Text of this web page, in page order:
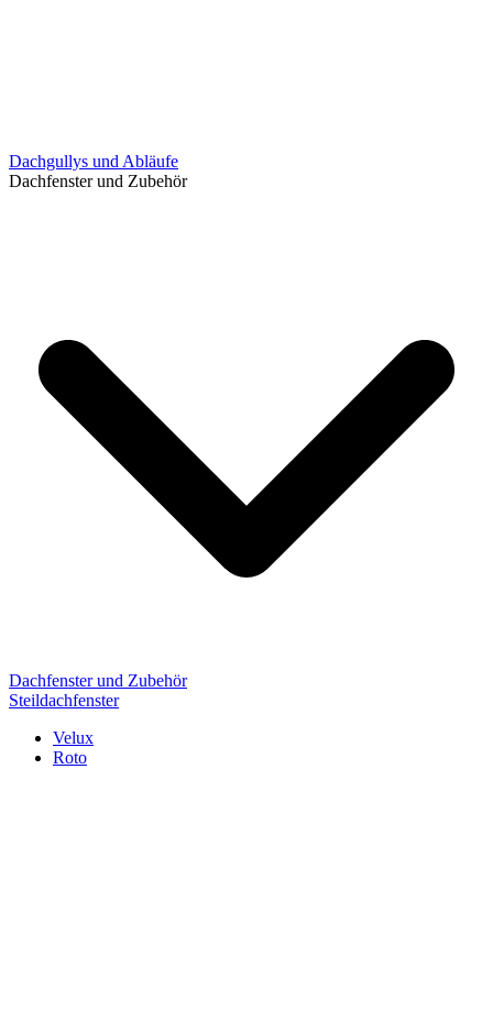
Dachgullys und Abläufe
Dachfenster und Zubehör
Dachfenster und Zubehör
Steildachfenster
Velux
Roto